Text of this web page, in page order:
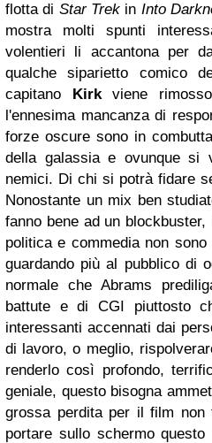
flotta di Star Trekin Into
mostra molti spunti
volentieri li accantona per
qualche siparietto comico
capitano Kirkviene
l'ennesima mancanza di
forze oscure sono in
della galassia e ovunque si
nemici. Di chi si potrà fidare
Nonostante un mix ben
fanno bene ad un
politica e commedia non
guardando più al pubblico di
normale che Abrams
battute e di CGI piuttosto
interessanti accennati dai
di lavoro, o meglio,
renderlo così profondo,
geniale, questo bisogna
grossa perdita per il film
portare sullo schermo